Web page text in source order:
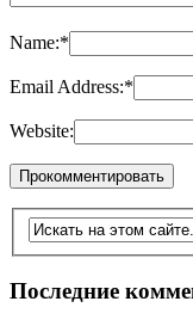
Name:*
Email Address:*
Website:
Последние